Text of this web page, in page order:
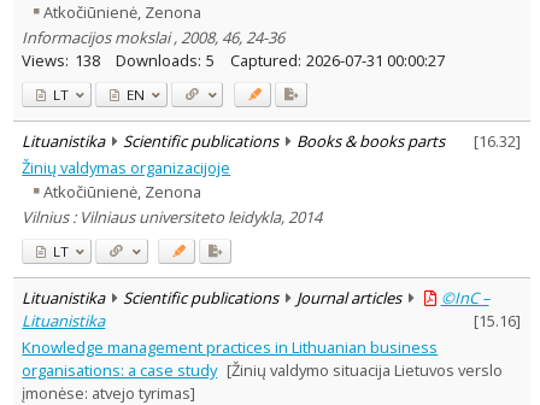
Atkočiūnienė, Zenona
Informacijos mokslai , 2008, 46, 24-36
Views: 138 Downloads: 5 Captured: 2026-07-31 00:00:27
LT EN
Lituanistika Scientific publications Books & books parts [16.32]
Žinių valdymas organizacijoje
Atkočiūnienė, Zenona
Vilnius : Vilniaus universiteto leidykla, 2014
LT
Lituanistika Scientific publications Journal articles
©InC –
Lituanistika
[15.16]
Knowledge management practices in Lithuanian business
organisations: a case study [Žinių valdymo situacija Lietuvos verslo
įmonėse: atvejo tyrimas]